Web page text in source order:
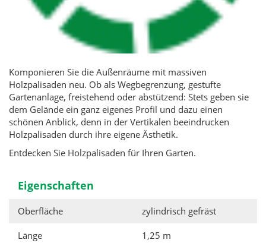
Komponieren Sie die Außenräume mit massiven
Holzpalisaden neu. Ob als Wegbegrenzung, gestufte
Gartenanlage, freistehend oder abstützend: Stets geben sie
dem Gelände ein ganz eigenes Profil und dazu einen
schönen Anblick, denn in der Vertikalen beeindrucken
Holzpalisaden durch ihre eigene Ästhetik.
Entdecken Sie Holzpalisaden für Ihren Garten.
Eigenschaften
Oberfläche zylindrisch gefräst
Länge 1,25 m